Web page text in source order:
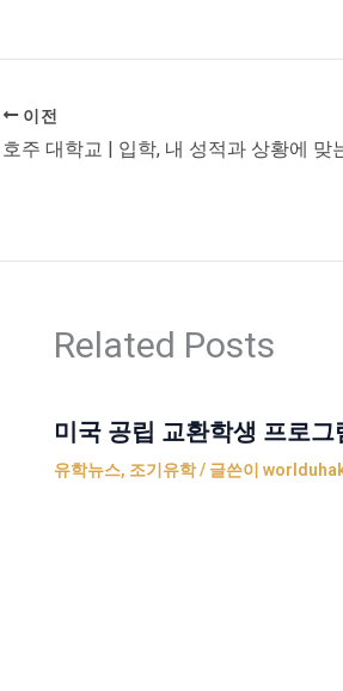
이전
호주 대학교 | 입학, 내 성적과 상황에 맞
Related Posts
미국 공립 교환학생 프로그
유학뉴스, 조기유학/ 글쓴이